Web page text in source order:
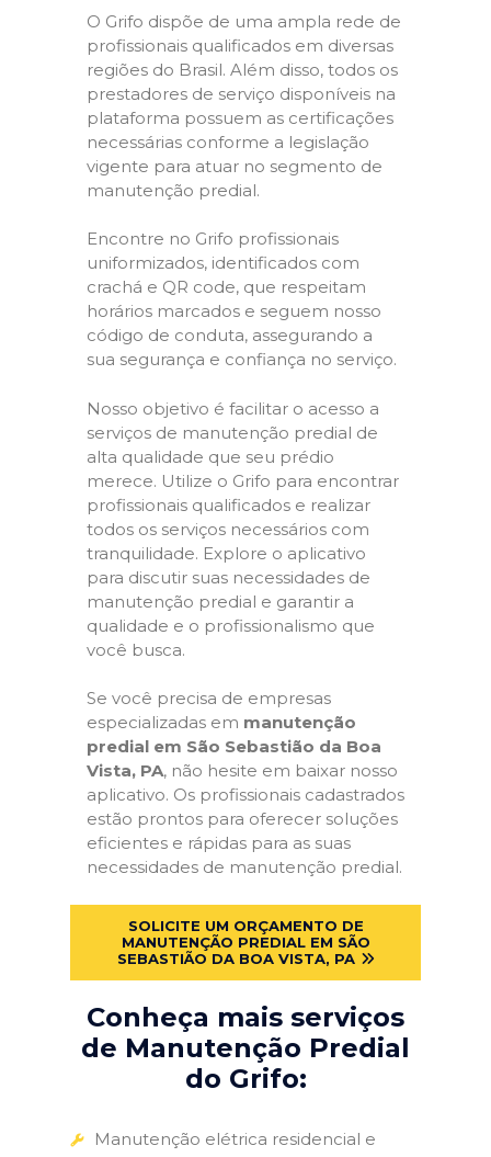
O Grifo dispõe de uma ampla rede de
profissionais qualificados em diversas
regiões do Brasil. Além disso, todos os
prestadores de serviço disponíveis na
plataforma possuem as certificações
necessárias conforme a legislação
vigente para atuar no segmento de
manutenção predial.
Encontre no Grifo profissionais
uniformizados, identificados com
crachá e QR code, que respeitam
horários marcados e seguem nosso
código de conduta, assegurando a
sua segurança e confiança no serviço.
Nosso objetivo é facilitar o acesso a
serviços de manutenção predial de
alta qualidade que seu prédio
merece. Utilize o Grifo para encontrar
profissionais qualificados e realizar
todos os serviços necessários com
tranquilidade. Explore o aplicativo
para discutir suas necessidades de
manutenção predial e garantir a
qualidade e o profissionalismo que
você busca.
Se você precisa de empresas
especializadas em manutenção
predial em São Sebastião da Boa
Vista, PA, não hesite em baixar nosso
aplicativo. Os profissionais cadastrados
estão prontos para oferecer soluções
eficientes e rápidas para as suas
necessidades de manutenção predial.
SOLICITE UM ORÇAMENTO DE
MANUTENÇÃO PREDIAL EM SÃO
SEBASTIÃO DA BOA VISTA, PA
Conheça mais serviços
de Manutenção Predial
do Grifo:
Manutenção elétrica residencial e